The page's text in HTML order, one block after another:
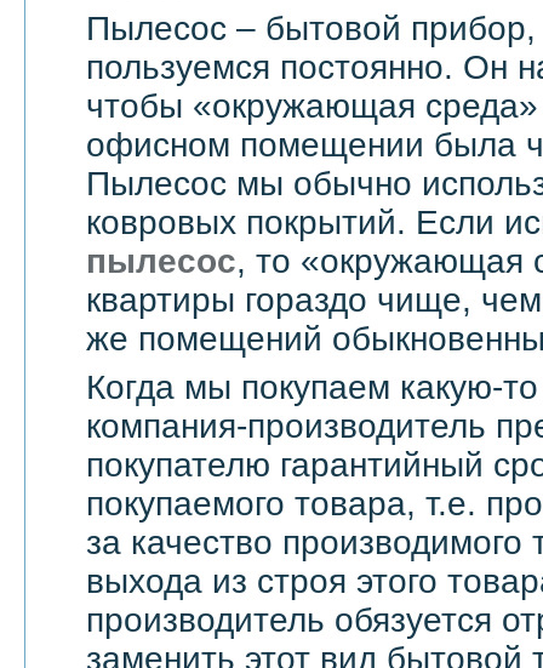
Пылесос – бытовой
пользуемся постоянно. Он
чтобы «окружающая среда»
офисном помещении была
Пылесос мы обычно
ковровых покрытий. Если
пылесос, то «окружающая
квартиры гораздо чище,
же помещений
Когда мы покупаем какую-
компания-производитель
покупателю гарантийный
покупаемого товара, т.е.
за качество производимого
выхода из строя этого
производитель обязуется
заменить этот вид бытовой